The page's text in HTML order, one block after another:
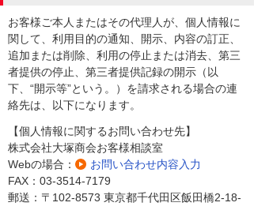
お客様ご本人またはその代理人が、個人情報に
関して、利用目的の通知、開示、内容の訂正、
追加または削除、利用の停止または消去、第三
者提供の停止、第三者提供記録の開示（以
下、“開示等”という。）を請求される場合の連
絡先は、以下になります。
【個人情報に関するお問い合わせ先】
株式会社大塚商会お客様相談室
Webの場合：
お問い合わせ内容入力
FAX：03-3514-7179
郵送：〒102-8573 東京都千代田区飯田橋2-18-